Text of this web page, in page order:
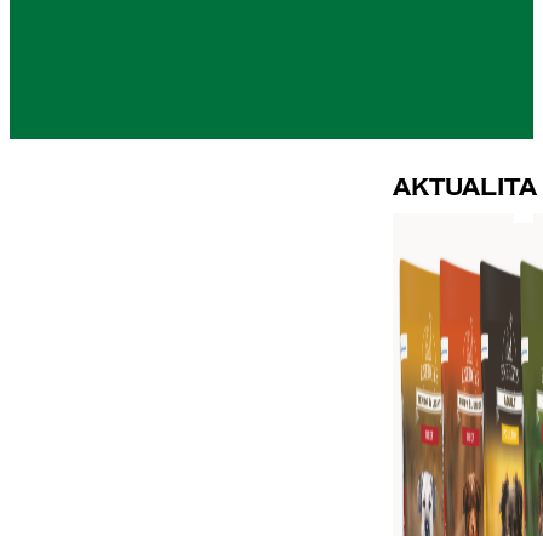
Aktualita